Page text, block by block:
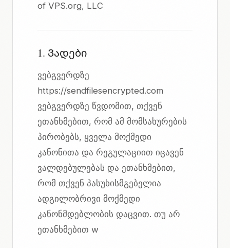
of VPS.org, LLC
1. Ვადები
ვებგვერდზე
https://sendfilesencrypted.com
ვებგვერდზე წვდომით, თქვენ
ეთანხმებით, რომ ამ მომსახურების
პირობებს, ყველა მოქმედი
კანონითა და რეგულაციით იცავენ
ვალდებულებას და ეთანხმებით,
რომ თქვენ პასუხისმგებელია
ადგილობრივი მოქმედი
კანონმდებლობის დაცვით. თუ არ
ეთანხმებით w